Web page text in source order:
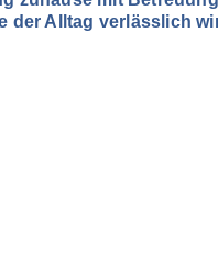
der Alltag verlässlich